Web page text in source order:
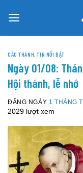
CÁC THÁNH,TIN NỔI BẬT
Ngày 01/08:
Hội thánh, lễ nhớ
ĐĂNG NGÀY 1 THÁNG
2029 lượt xem